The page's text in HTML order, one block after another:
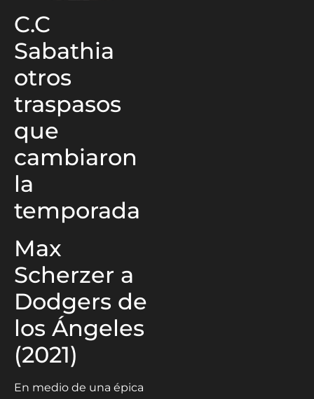
C.C
Sabathia
otros
traspasos
que
cambiaron
la
temporada
Max
Scherzer a
Dodgers de
los Ángeles
(2021)
En medio de una épica